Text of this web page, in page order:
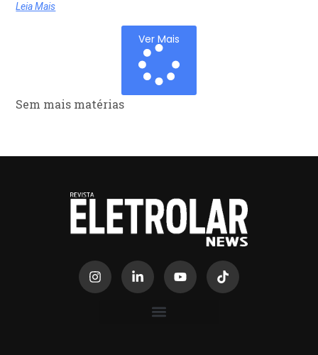
Leia Mais
Ver Mais
Sem mais matérias